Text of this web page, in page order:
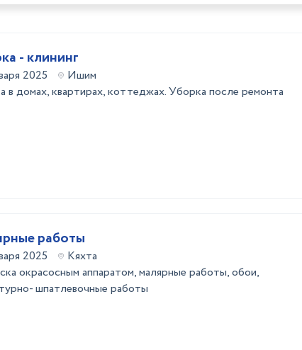
- клининг
2025
Ишим
в домах, квартирах, коттеджах. Уборка после ремонта
работы
2025
Кяхта
окрасосным аппаратом, малярные работы, обои,
шпатлевочные работы